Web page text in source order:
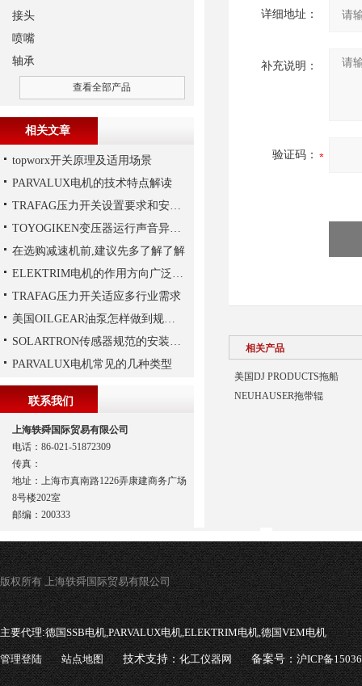
详细地址：
补充说明：
验证码：
相关产品
美国DJ PRODUCTS拖船
NEUHAUSER拖带辊
接头
喷嘴
轴承
查看全部产品
相关文章
topworx开关原理及适用场景
PARVALUX电机的技术特点解读
TRAFAG压力开关设置要求和安装要求是什么？
TOYOGIKEN变压器运行声音异常的判断方法
在选购减速机前,建议先多了解了解
ELEKTRIM电机的作用方向广泛且多元化
TRAFAG压力开关适应多行业需求
美国OILGEAR油泵怎样做到规范安装
SOLARTRON传感器规范的安装技巧
PARVALUX电机常见的几种类型
联系我们
上海轶舜国际贸易有限公司
电话：86-021-51872309
传真：
地址：上海市真南路1226弄康建商务广场
8号楼202室
邮编：200333
版权所有 上海轶舜国际贸易有限公司
主要代理:德国SSB电机,PARVALUX电机,ELEKTRIM电机,德国VEM电机
管理登陆 站点地图 技术支持：化工仪器网 备案号：沪ICP备